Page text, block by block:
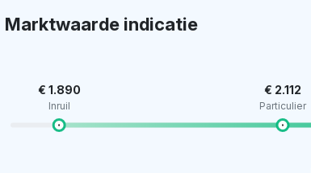
Marktwaarde indicatie
€ 1.890
Inruil
€ 2.112
Particulier